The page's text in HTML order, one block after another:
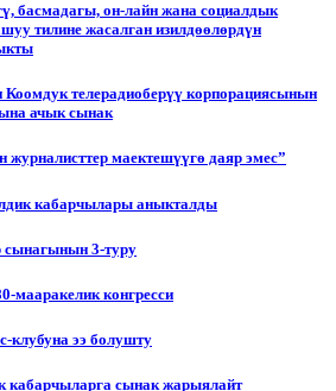
басмадагы, он-лайн жана социалдык
тилине жасалган изилдөөлөрдүн
телерадиоберүү корпорациясынын
ачык сынак
маектешүүгө даяр эмес”
кабарчылары аныкталды
сынагынын 3-туру
мааракелик конгресси
клубуна ээ болушту
сынак жарыялайт